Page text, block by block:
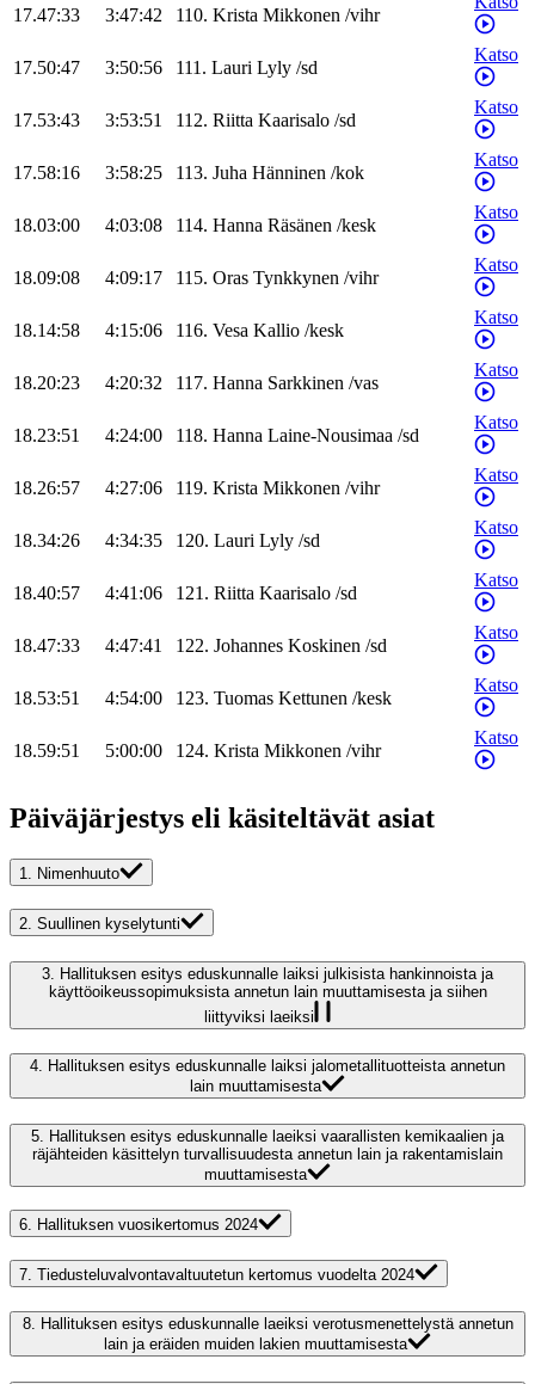
17.47:33 3:47:42 110. Krista Mikkonen /vihr
17.50:47 3:50:56 111. Lauri Lyly /sd
Katso
17.53:43 3:53:51 112. Riitta Kaarisalo /sd
Katso
17.58:16 3:58:25 113. Juha Hänninen /kok
Katso
18.03:00 4:03:08 114. Hanna Räsänen /kesk
Katso
18.09:08 4:09:17 115. Oras Tynkkynen /vihr
Katso
18.14:58 4:15:06 116. Vesa Kallio /kesk
Katso
18.20:23 4:20:32 117. Hanna Sarkkinen /vas
Katso
18.23:51 4:24:00 118. Hanna Laine-Nousimaa /sd
Katso
18.26:57 4:27:06 119. Krista Mikkonen /vihr
Katso
18.34:26 4:34:35 120. Lauri Lyly /sd
Katso
18.40:57 4:41:06 121. Riitta Kaarisalo /sd
Katso
18.47:33 4:47:41 122. Johannes Koskinen /sd
Katso
18.53:51 4:54:00 123. Tuomas Kettunen /kesk
Katso
18.59:51 5:00:00 124. Krista Mikkonen /vihr
Katso
Päiväjärjestys eli käsiteltävät asiat
1. Nimenhuuto
2. Suullinen kyselytunti
3. Hallituksen esitys eduskunnalle laiksi julkisista hankinnoista ja
käyttöoikeussopimuksista annetun lain muuttamisesta ja siihen
liittyviksi laeiksi
4. Hallituksen esitys eduskunnalle laiksi jalometallituotteista annetun
lain muuttamisesta
5. Hallituksen esitys eduskunnalle laeiksi vaarallisten kemikaalien ja
räjähteiden käsittelyn turvallisuudesta annetun lain ja rakentamislain
muuttamisesta
6. Hallituksen vuosikertomus 2024
7. Tiedusteluvalvontavaltuutetun kertomus vuodelta 2024
8. Hallituksen esitys eduskunnalle laeiksi verotusmenettelystä annetun
lain ja eräiden muiden lakien muuttamisesta